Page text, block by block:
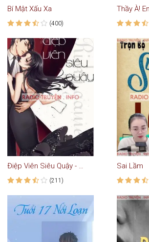
Bí Mật Xấu Xa
(400)
Điệp Viên Siêu Quậy - Ngôn Tình
(211)
Sai Lầm